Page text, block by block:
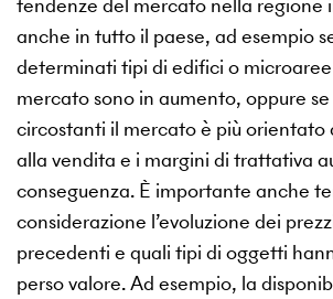
anche in tutto il paese, ad esempio
determinati tipi di edifici o microaree
mercato sono in aumento, oppure
circostanti il mercato è più orientato
alla vendita e i margini di trattativa
conseguenza. È importante anche
considerazione l’evoluzione dei
precedenti e quali tipi di oggetti
perso valore. Ad esempio, la